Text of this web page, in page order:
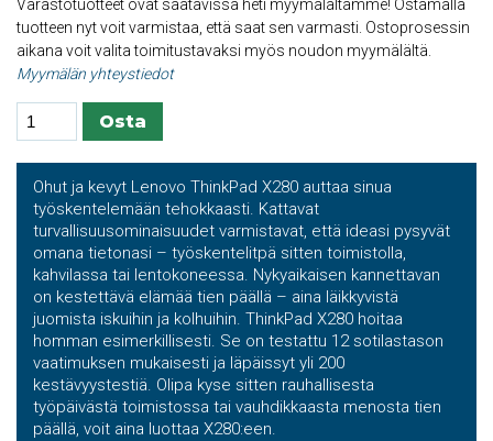
Varastotuotteet ovat saatavissa heti myymälältämme! Ostamalla
tuotteen nyt voit varmistaa, että saat sen varmasti. Ostoprosessin
aikana voit valita toimitustavaksi myös noudon myymälältä.
Myymälän yhteystiedot
Ohut ja kevyt Lenovo ThinkPad X280 auttaa sinua
työskentelemään tehokkaasti. Kattavat
turvallisuusominaisuudet varmistavat, että ideasi pysyvät
omana tietonasi – työskentelitpä sitten toimistolla,
kahvilassa tai lentokoneessa. Nykyaikaisen kannettavan
on kestettävä elämää tien päällä – aina läikkyvistä
juomista iskuihin ja kolhuihin. ThinkPad X280 hoitaa
homman esimerkillisesti. Se on testattu 12 sotilastason
vaatimuksen mukaisesti ja läpäissyt yli 200
kestävyystestiä. Olipa kyse sitten rauhallisesta
työpäivästä toimistossa tai vauhdikkaasta menosta tien
päällä, voit aina luottaa X280:een.